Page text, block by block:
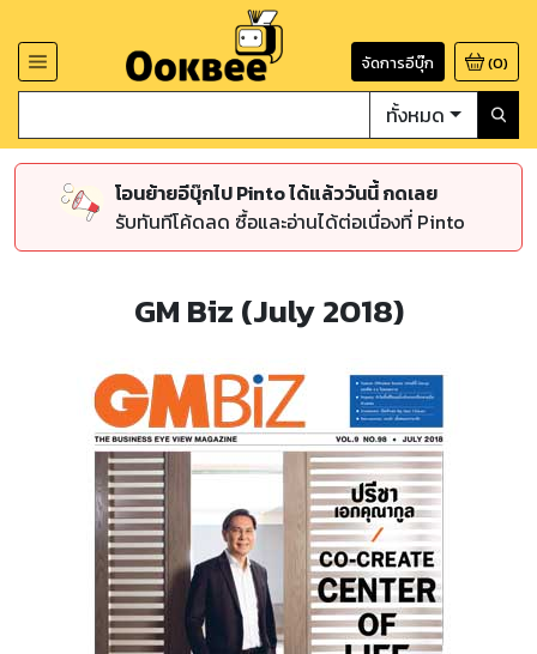
จัดการอีบุ๊ก (0)
ทั้งหมด
โอนย้ายอีบุ๊กไป Pinto ได้แล้ววันนี้ กดเลย
รับทันทีโค้ดลด ซื้อและอ่านได้ต่อเนื่องที่ Pinto
GM Biz (July 2018)